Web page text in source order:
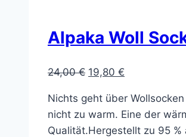
Alpaka Woll
24,00€ Ursprünglicher
war:
24,00 €
19,80 €
ist:
19,80 €.
Nichts geht über
nicht zu warm. Eine der
Qualität.Hergestellt zu 95